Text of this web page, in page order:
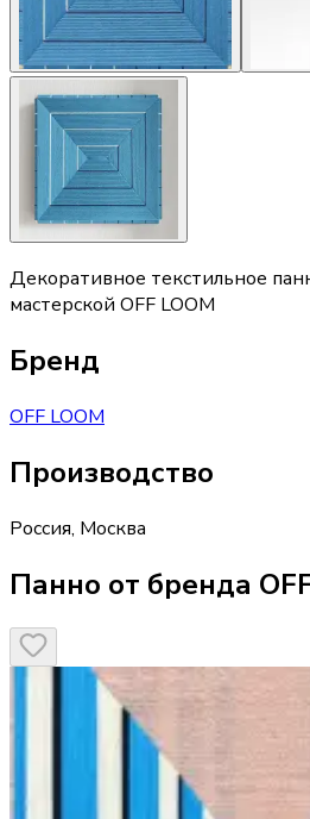
Декоративное текстильное
мастерской OFF LOOM
Бренд
OFF LOOM
Производство
Россия, Москва
Панно от бренда